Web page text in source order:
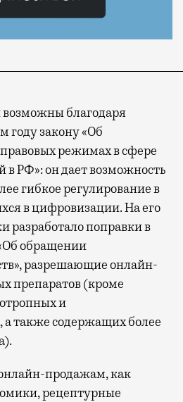
возможны благодаря
году закону «Об
режимах в сфере
РФ»: он дает возможность
гибкое регулирование в
в цифровизации. На его
разработало поправки в
обращении
разрешающие онлайн-
препаратов (кроме
и
также содержащих более
продажам, как
рецептурные